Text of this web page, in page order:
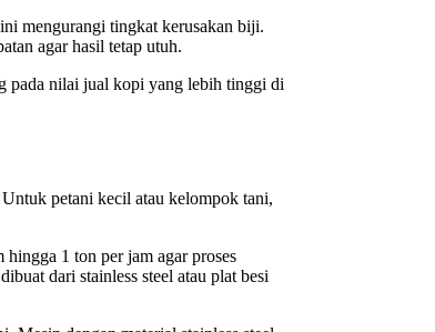
mengurangi tingkat kerusakan biji.
agar hasil tetap utuh.
pada nilai jual kopi yang lebih tinggi di
petani kecil atau kelompok tani,
1 ton per jam agar proses
dari stainless steel atau plat besi